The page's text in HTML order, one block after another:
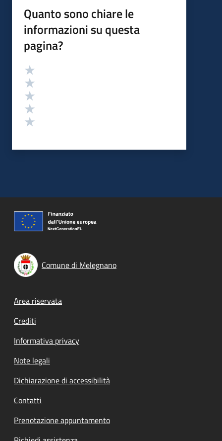
Quanto sono chiare le
informazioni su questa
pagina?
Valutazione
Comune di Melegnano
Footer menu
Area riservata
Crediti
Informativa privacy
Note legali
Dichiarazione di accessibilità
Contatti
Prenotazione appuntamento